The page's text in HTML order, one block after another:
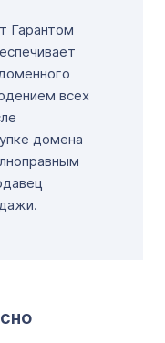
Гарантом
всех
домена